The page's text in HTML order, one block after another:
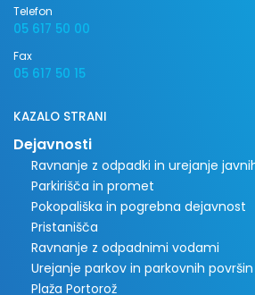
Telefon
05 617 50 00
Fax
05 617 50 15
KAZALO STRANI
Dejavnosti
Ravnanje z odpadki in urejanje
Parkirišča in promet
Pokopališka in pogrebna dejavnost
Pristanišča
Ravnanje z odpadnimi vodami
Urejanje parkov in parkovnih površin
Plaža Portorož